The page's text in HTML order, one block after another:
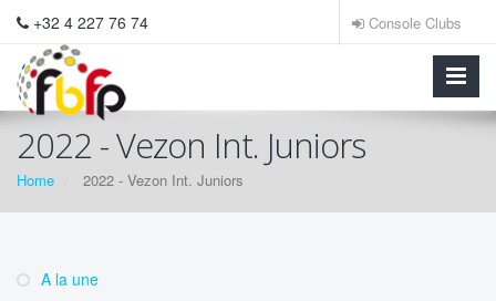
+32 4 227 76 74 Console Clubs
2022 - Vezon Int. Juniors
Home 2022 - Vezon Int. Juniors
A la une